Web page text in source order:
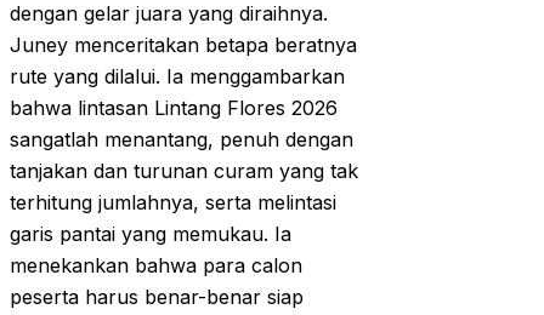
dengan gelar juara yang diraihnya.
Juney menceritakan betapa beratnya
rute yang dilalui. Ia menggambarkan
bahwa lintasan Lintang Flores 2026
sangatlah menantang, penuh dengan
tanjakan dan turunan curam yang tak
terhitung jumlahnya, serta melintasi
garis pantai yang memukau. Ia
menekankan bahwa para calon
peserta harus benar-benar siap